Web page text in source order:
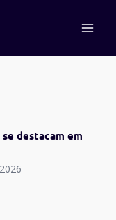
destacam em